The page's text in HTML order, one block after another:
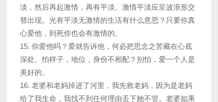
淡，然后再起激情，再有平淡。激情平淡应呈波浪形交
替出现。光有平淡无激情的生活有什么意思？只要你真
心爱他，到死你也会有激情的。
15. 你爱他吗？爱就告诉他，何必把思念之苦藏在心底
深处。怕样子，地位，身份不相配？别怕，爱一个人是
美好的。
16. 老婆和老妈掉进了河里，我先救老妈，因为是老妈
给了我生命，我找不到任何理由丢下她不管。老婆如果